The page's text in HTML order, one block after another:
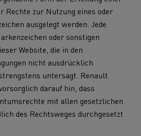
Rechte zur Nutzung eines oder
ausgelegt werden. Jede
oder sonstigen
Website, die in den
nicht ausdrücklich
untersagt. Renault
darauf hin, dass
mit allen gesetzlichen
des Rechtsweges durchgesetzt